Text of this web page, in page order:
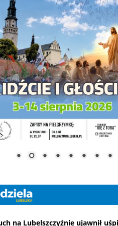
na Lubelszczyźnie ujawnił